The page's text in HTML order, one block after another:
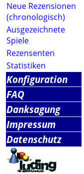
Neue Rezensionen
(chronologisch)
Ausgezeichnete
Spiele
Rezensenten
Statistiken
Konfiguration
FAQ
Danksagung
Impressum
Datenschutz